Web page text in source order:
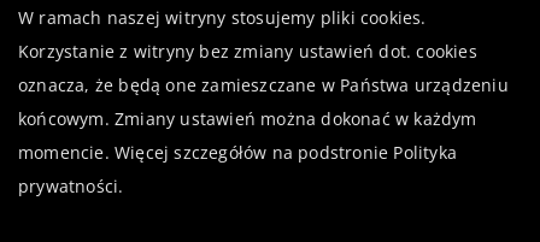
W ramach naszej witryny stosujemy pliki cookies.
Korzystanie z witryny bez zmiany ustawień dot. cookies
oznacza, że będą one zamieszczane w Państwa urządzeniu
końcowym. Zmiany ustawień można dokonać w każdym
momencie. Więcej szczegółów na podstronie Polityka
prywatności.